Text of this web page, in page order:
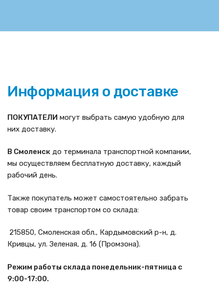
Информация о доставке
ПОКУПАТЕЛИ могут выбрать самую удобную для
них доставку.
В Смоленск до терминала транспортной компании,
мы осуществляем бесплатную доставку, каждый
рабочий день.
Также покупатель может самостоятельно забрать
товар своим транспортом со склада:
215850, Смоленская обл., Кардымовский р-н, д.
Кривцы, ул. Зеленая, д. 16 (Промзона).
Режим работы склада понедельник-пятница с
9:00-17:00.